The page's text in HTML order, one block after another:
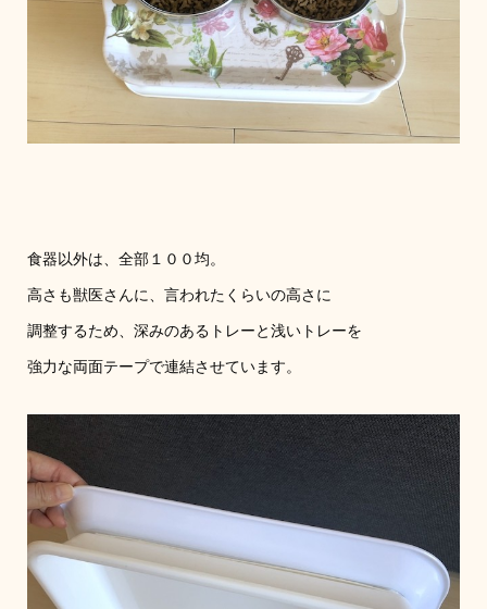
食器以外は、全部１００均。
高さも獣医さんに、言われたくらいの高さに
調整するため、深みのあるトレーと浅いトレーを
強力な両面テープで連結させています。